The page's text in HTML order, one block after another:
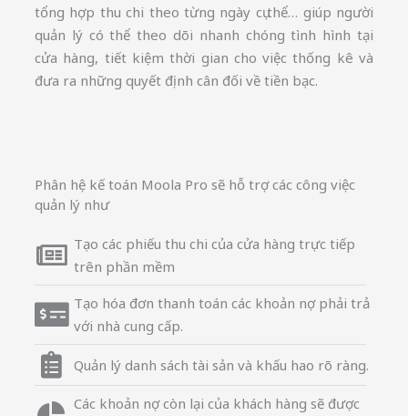
tổng hợp thu chi theo từng ngày cụ thể… giúp người
quản lý có thể theo dõi nhanh chóng tình hình tại
cửa hàng, tiết kiệm thời gian cho việc thống kê và
đưa ra những quyết định cân đối về tiền bạc.
Phân hệ kế toán Moola Pro sẽ hỗ trợ các công việc
quản lý như
Tạo các phiếu thu chi của cửa hàng trực tiếp
trên phần mềm
Tạo hóa đơn thanh toán các khoản nợ phải trả
với nhà cung cấp.
Quản lý danh sách tài sản và khấu hao rõ ràng.
Các khoản nợ còn lại của khách hàng sẽ được